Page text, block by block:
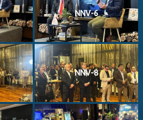
NNV-6
NNV-8